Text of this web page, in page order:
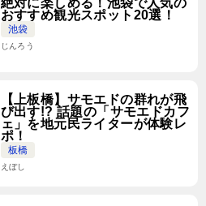
絶対に楽しめる！池袋で人気の
おすすめ観光スポット20選！
池袋
じんろう
【上板橋】サモエドの群れが飛
び出す!? 話題の「サモエドカフ
ェ」を地元民ライターが体験レ
ポ！
板橋
えぼし